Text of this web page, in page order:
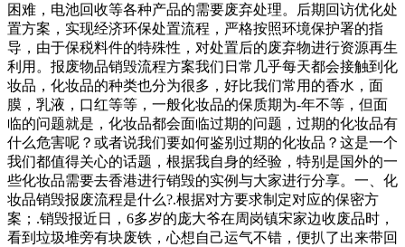
困难，电池回收等各种产品的需要废弃处理。后期回访优化处
置方案，实现经济环保处置流程，严格按照环境保护署的指
导，由于保税料件的特殊性，对处置后的废弃物进行资源再生
利用。报废物品销毁流程方案我们日常几乎每天都会接触到化
妆品，化妆品的种类也分为很多，好比我们常用的香水，面
膜，乳液，口红等等，一般化妆品的保质期为-年不等，但面
临的问题就是，化妆品都会面临过期的问题，过期的化妆品有
什么危害呢？或者说我们要如何鉴别过期的化妆品？这是一个
我们都值得关心的话题，根据我自身的经验，特别是国外的一
些化妆品需要去香港进行销毁的实例与大家进行分享。一、化
妆品销毁报废流程是什么?.根据对方要求制定对应的保密方
案；.销毁报近日，6多岁的庞大爷在周岗镇宋家边收废品时，
看到垃圾堆旁有块废铁，心想自己运气不错，便扒了出来带回